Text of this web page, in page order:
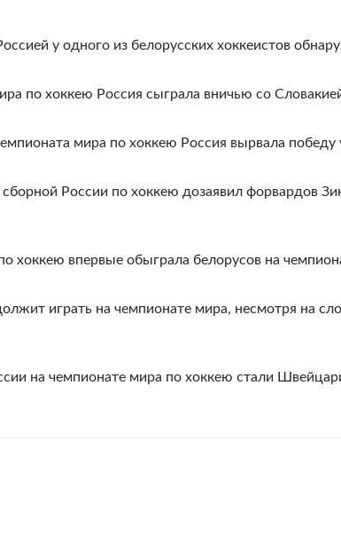
у одного из белорусских хоккеистов
по хоккею Россия сыграла вничью со
мира по хоккею Россия вырвала победу
России по хоккею дозаявил форвардов
хоккею впервые обыграла белорусов на
играть на чемпионате мира, несмотря на
на чемпионате мира по хоккею стали